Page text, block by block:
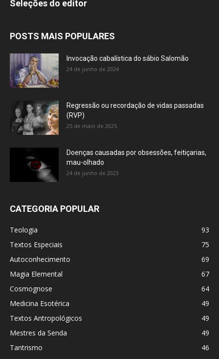
Seleções do editor
POSTS MAIS POPULARES
Invocação cabalística do sábio Salomão
24 de junho de 2024
Regressão ou recordação de vidas passadas
(RVP)
25 de maio de 2025
Doenças causadas por obsessões, feitiçarias,
mau-olhado
24 de junho de 2023
CATEGORIA POPULAR
Teologia
93
Textos Especiais
75
Autoconhecimento
69
Magia Elemental
67
Cosmognose
64
Medicina Esotérica
49
Textos Antropológicos
49
Mestres da Senda
49
Tantrismo
46